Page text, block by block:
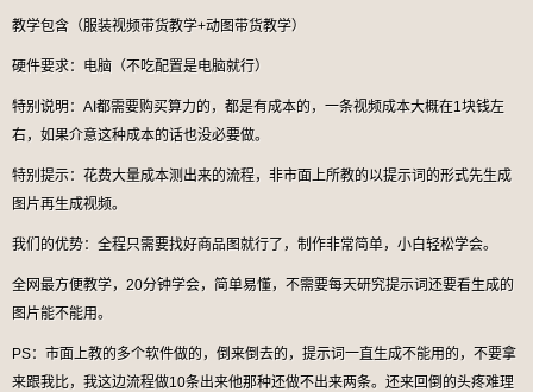
教学包含（服装视频带货教学+动图带货教学）
硬件要求：电脑（不吃配置是电脑就行）
特别说明：AI都需要购买算力的，都是有成本的，一条视频成本大概在1块钱左
右，如果介意这种成本的话也没必要做。
特别提示：花费大量成本测出来的流程，非市面上所教的以提示词的形式先生成
图片再生成视频。
我们的优势：全程只需要找好商品图就行了，制作非常简单，小白轻松学会。
全网最方便教学，20分钟学会，简单易懂，不需要每天研究提示词还要看生成的
图片能不能用。
PS：市面上教的多个软件做的，倒来倒去的，提示词一直生成不能用的，不要拿
来跟我比，我这边流程做10条出来他那种还做不出来两条。还来回倒的头疼难理